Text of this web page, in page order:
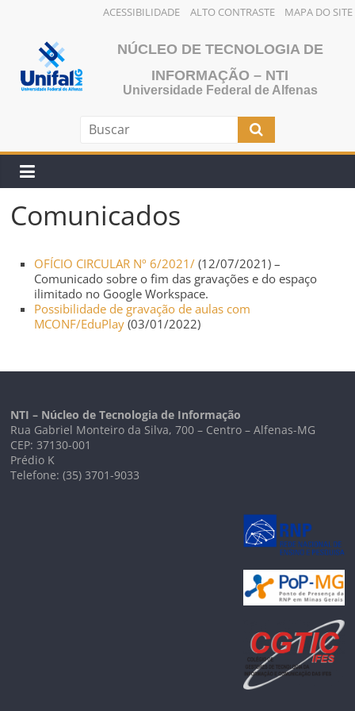
ACESSIBILIDADE ALTO CONTRASTE MAPA DO SITE
conteúdo
NÚCLEO DE TECNOLOGIA DE
INFORMAÇÃO – NTI
Universidade Federal de Alfenas
Comunicados
OFÍCIO CIRCULAR Nº 6/2021/(12/07/2021) –
Comunicado sobre o fim das gravações e do espaço
ilimitado no Google Workspace.
Possibilidade de gravação de aulas com
MCONF/EduPlay (03/01/2022)
NTI – Núcleo de Tecnologia de Informação
Rua Gabriel Monteiro da Silva, 700 – Centro – Alfenas-MG
CEP: 37130-001
Prédio K
Telefone: (35) 3701-9033